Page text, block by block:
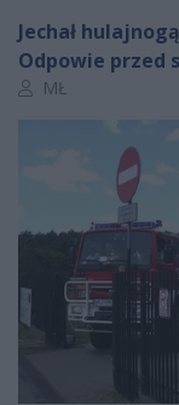
Jechał
Odpowie przed
Autor artykułu:
MŁ